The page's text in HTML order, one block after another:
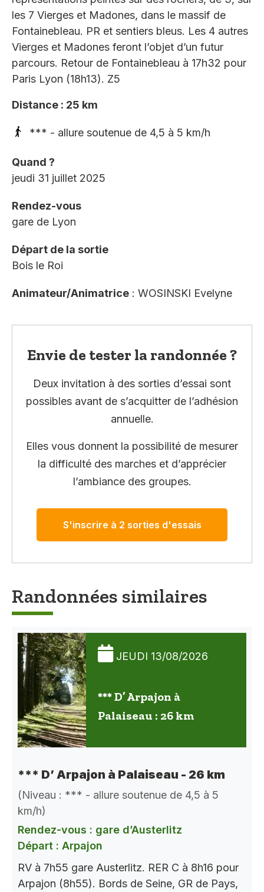
les 7 Vierges et Madones, dans le massif de
Fontainebleau. PR et sentiers bleus. Les 4 autres
Vierges et Madones feront l’objet d’un futur
parcours. Retour de Fontainebleau à 17h32 pour
Paris Lyon (18h13). Z5
Distance : 25 km
*** - allure soutenue de 4,5 à 5 km/h
Quand ?
jeudi 31 juillet 2025
Rendez-vous
gare de Lyon
Départ de la sortie
Bois le Roi
Animateur/Animatrice : WOSINSKI Evelyne
Envie de tester la randonnée ?
Deux invitation à des sorties d’essai sont
possibles avant de s’acquitter de l’adhésion
annuelle.
Elles vous donnent la possibilité de mesurer
la difficulté des marches et d’apprécier
l’ambiance des groupes.
S'inscrire à 2 sorties d'essais
Randonnées similaires
JEUDI 13/08/2026
*** D’ Arpajon à
Palaiseau : 26 km
*** D’ Arpajon à Palaiseau - 26 km
(Niveau : *** - allure soutenue de 4,5 à 5
km/h)
Rendez-vous : gare d’Austerlitz
Départ : Arpajon
RV à 7h55 gare Austerlitz. RER C à 8h16 pour
Arpajon (8h55). Bords de Seine, GR de Pays,